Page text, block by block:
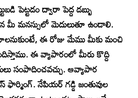
పెట్టడం ద్వారా పెద్ద డబ్బు
మనస్సులో మెదులుతూ ఉండాలి.
ఈ రోజు మేము మీకు మంచి
ఈ వ్యాపారంలో మీరు కొద్ది
సంపాదించవచ్చు. ఆవ్యాపార
నేపియర్ గడ్డి జంతువుల